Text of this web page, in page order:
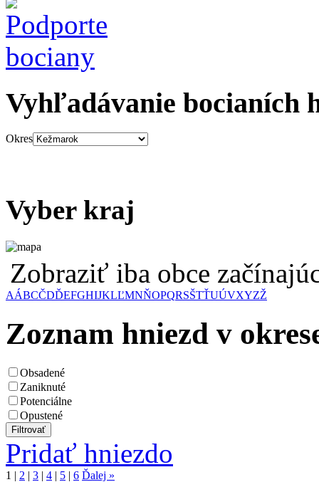
Vyhľadávanie bocianích
Okres
Vyber kraj
Zobraziť iba obce
AÁBCČDĎEFGHIJKLĽMNŇOPQRSŠTŤUÚVXYZŽ
Zoznam hniezd v
Obsadené
Zaniknuté
Potenciálne
Opustené
Pridať hniezdo
1 | 2 | 3 | 4 | 5 | 6 Ďalej »